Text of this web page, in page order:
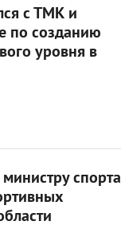
с ТМК и
по созданию
уровня в
спорта